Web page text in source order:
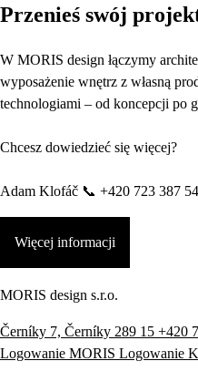
Przenieś swój
W MORIS design łączymy
wyposażenie wnętrz z własną
technologiami – od koncepcji po
Chcesz dowiedzieć się więcej?
Adam Klofáč 📞 +420 723 387
Więcej informacji
MORIS design s.r.o.
Černíky 7, Černíky 289 15 +420
Logowanie MORIS Logowanie